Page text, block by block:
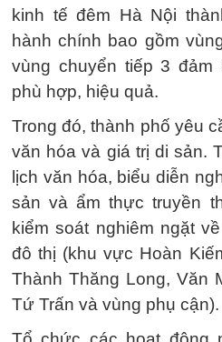
kinh tế đêm Hà Nội
hành chính bao gồm
vùng chuyển tiếp 3 đảm
phù hợp, hiệu quả.
Trong đó, thành phố yêu
văn hóa và giá trị di sản.
lịch văn hóa, biểu diễn
sản và ẩm thực truyền
kiểm soát nghiêm ngặt
đô thị (khu vực Hoàn
Thành Thăng Long, Văn
Tứ Trấn và vùng phụ cận).